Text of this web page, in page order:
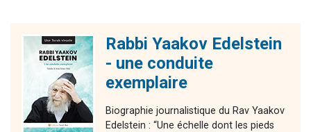
Rabbi Yaakov Edelstein
- une conduite
exemplaire
Biographie journalistique du Rav Yaakov
Edelstein : “Une échelle dont les pieds